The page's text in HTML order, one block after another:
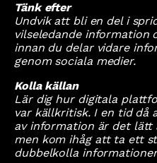
Tänk efter
Undvik att bli en del i
vilseledande information
innan du delar vidare
genom sociala medier.
Kolla källan
Lär dig hur digitala
var källkritisk. I en tid då
av information är det
men kom ihåg att ta ett
dubbelkolla